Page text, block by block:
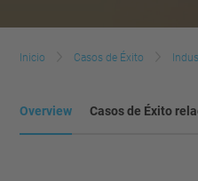
Inicio Casos de Éxito
Overview Casos de Éxito